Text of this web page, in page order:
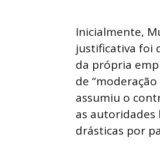
Inicialmente,
justificativa foi
da própria
de
assumiu o
as autoridades
drásticas por